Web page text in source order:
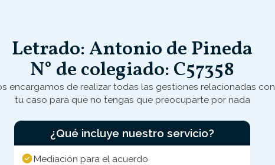
Letrado: Antonio de Pineda
N° de colegiado: C57358
encargamos de realizar todas las gestiones relacionadas con
tu caso para que no tengas que preocuparte por nada
¿Qué incluye nuestro servicio?
Mediación para el acuerdo